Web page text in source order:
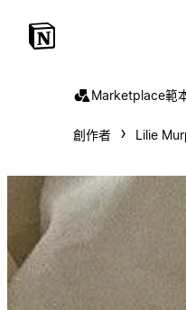
Marketplace範
創作者 Lilie